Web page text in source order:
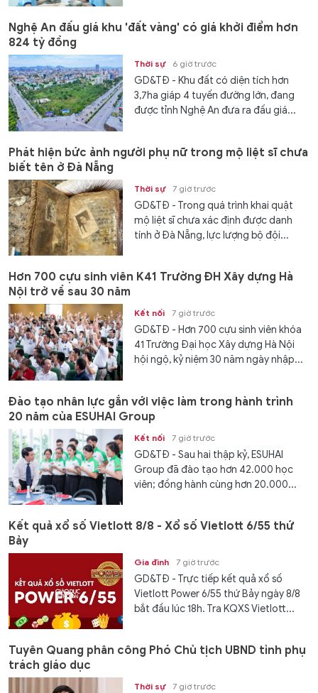
Nghệ An đấu giá khu 'đất vàng' có giá khởi điểm hơn
824 tỷ đồng
Thời sự 6 giờ trước
GD&TĐ - Khu đất có diện tích hơn
3,7ha giáp 4 tuyến đường lớn, đang
được tỉnh Nghệ An đưa ra đấu giá...
Phát hiện bức ảnh người phụ nữ trong mộ liệt sĩ chưa
biết tên ở Đà Nẵng
Thời sự 7 giờ trước
GD&TĐ - Trong quá trình khai quật
mộ liệt sĩ chưa xác định được danh
tính ở Đà Nẵng, lực lượng bộ đội...
Hơn 700 cựu sinh viên K41 Trường ĐH Xây dựng Hà
Nội trở về sau 30 năm
Kết nối 7 giờ trước
GD&TĐ - Hơn 700 cựu sinh viên khóa
41 Trường Đại học Xây dựng Hà Nội
hội ngộ, kỷ niệm 30 năm ngày nhập...
Đào tạo nhân lực gắn với việc làm trong hành trình
20 năm của ESUHAI Group
Kết nối 7 giờ trước
GD&TĐ - Sau hai thập kỷ, ESUHAI
Group đã đào tạo hơn 42.000 học
viên; đồng hành cùng hơn 20.000...
Kết quả xổ số Vietlott 8/8 - Xổ số Vietlott 6/55 thứ
Bảy
Gia đình 7 giờ trước
GD&TĐ - Trực tiếp kết quả xổ số
Vietlott Power 6/55 thứ Bảy ngày 8/8
bắt đầu lúc 18h. Tra KQXS Vietlott...
Tuyên Quang phân công Phó Chủ tịch UBND tỉnh phụ
trách giáo dục
Thời sự 7 giờ trước